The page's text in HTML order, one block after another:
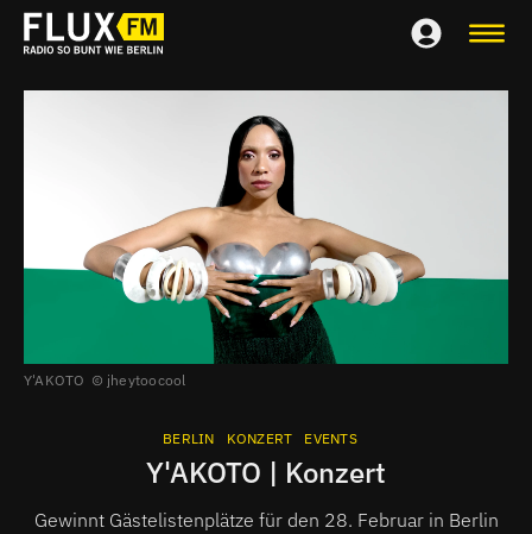
Y'AKOTO jheytoocool
BERLIN KONZERT EVENTS
Y'AKOTO | Konzert
Gewinnt Gästelistenplätze für den 28. Februar in Berlin